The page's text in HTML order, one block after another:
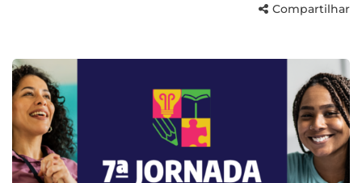
Compartilhar